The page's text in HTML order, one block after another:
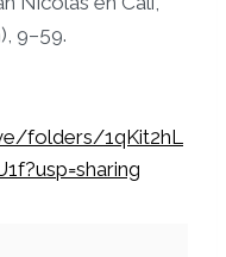
9–59.
folders/1qKit2hL